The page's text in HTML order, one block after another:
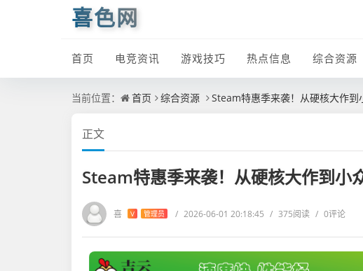
喜色网
首页 电竞资讯 游戏技巧 热点信息 综合资源
当前位置： 首页 综合资源 Steam特惠季来袭！从硬核大作
正文
Steam特惠季来袭！从硬核大作到小
喜 V 管理员 / 2026-06-01 20:18:45 / 375阅读 / 0评论